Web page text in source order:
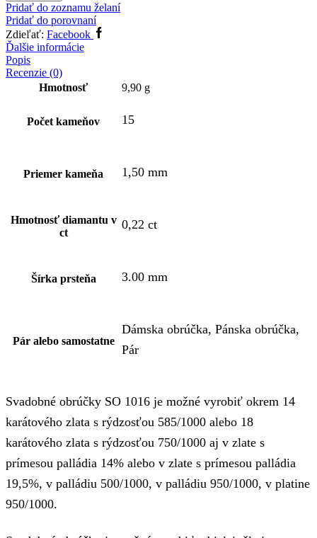
Pridať do zoznamu želaní
Pridať do porovnaní
Zdieľať: Facebook
Ďalšie informácie
Popis
Recenzie (0)
Hmotnosť
9,90 g
Počet kameňov 15
Priemer kameňa 1,50 mm
Hmotnosť diamantu v
ct
0,22 ct
Šírka prsteňa 3.00 mm
Pár alebo samostatne
Dámska obrúčka, Pánska obrúčka,
Pár
Svadobné obrúčky SO 1016 je možné vyrobiť okrem 14
karátového zlata s rýdzosťou 585/1000 alebo 18
karátového zlata s rýdzosťou 750/1000 aj v zlate s
prímesou palládia 14% alebo v zlate s prímesou palládia
19,5%, v palládiu 500/1000, v palládiu 950/1000, v platine
950/1000.